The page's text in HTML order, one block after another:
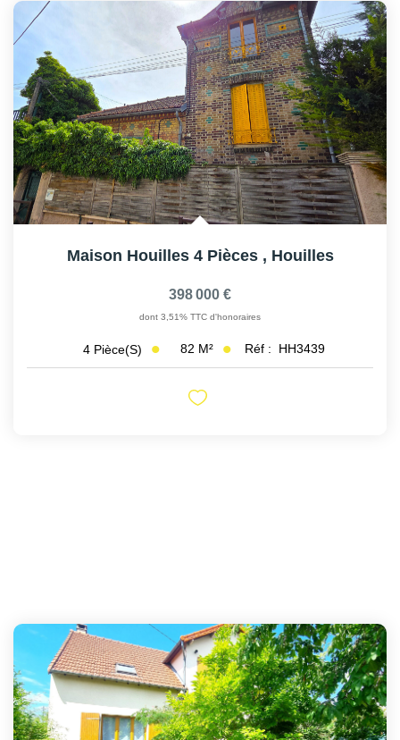
Maison Houilles 4 Pièces , Houilles
398 000 €
dont 3,51% TTC d'honoraires
4 Pièce(s) 82 M² Réf : HH3439